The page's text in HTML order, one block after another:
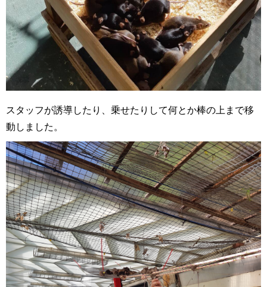
スタッフが誘導したり、乗せたりして何とか棒の上まで移
動しました。